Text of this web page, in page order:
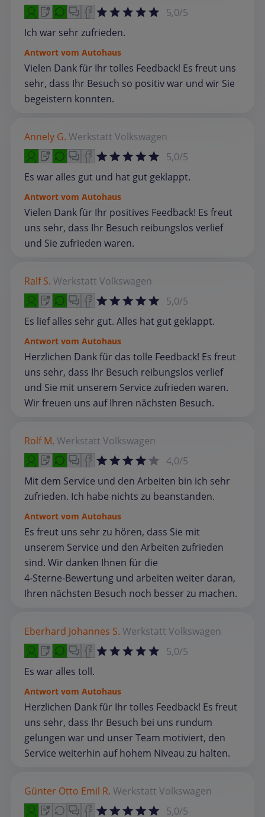
5,0/5
Ich war sehr zufrieden.
Antwort vom Autohaus
Vielen Dank für Ihr tolles Feedback! Es freut uns
sehr, dass Ihr Besuch so positiv war und wir Sie
begeistern konnten.
Annely G. Werkstatt Volkswagen
5,0/5
Es war alles gut und hat gut geklappt.
Antwort vom Autohaus
Vielen Dank für Ihr positives Feedback! Es freut
uns sehr, dass Ihr Besuch reibungslos verlief
und Sie zufrieden waren.
Ralf S. Werkstatt Volkswagen
5,0/5
Es lief alles sehr gut. Alles hat gut geklappt.
Antwort vom Autohaus
Herzlichen Dank für das tolle Feedback! Es freut
uns sehr, dass Ihr Besuch reibungslos verlief
und Sie mit unserem Service zufrieden waren.
Wir freuen uns auf Ihren nächsten Besuch.
Rolf M. Werkstatt Volkswagen
4,0/5
Mit dem Service und den Arbeiten bin ich sehr
zufrieden. Ich habe nichts zu beanstanden.
Antwort vom Autohaus
Es freut uns sehr zu hören, dass Sie mit
unserem Service und den Arbeiten zufrieden
sind. Wir danken Ihnen für die
4‑Sterne‑Bewertung und arbeiten weiter daran,
Ihren nächsten Besuch noch besser zu machen.
Eberhard Johannes S. Werkstatt Volkswagen
5,0/5
Es war alles toll.
Antwort vom Autohaus
Herzlichen Dank für Ihr tolles Feedback! Es freut
uns sehr, dass Ihr Besuch bei uns rundum
gelungen war und unser Team motiviert, den
Service weiterhin auf hohem Niveau zu halten.
Günter Otto Emil R. Werkstatt Volkswagen
5,0/5